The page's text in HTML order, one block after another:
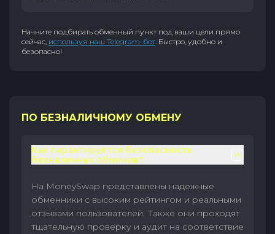
Начните подбирать обменный пункт под ваши цели прямо
сейчас, используя наш Telegram-бот. Быстро, удобно и
безопасно!
ПО БЕЗНАЛИЧНОМУ ОБМЕНУ
Как гарантируется безопасность
безналичных обменов?
На MoneySwap представлены надежные
обменники с высоким рейтингом и реальными
отзывами пользователей. Также они проходят
тщательную проверку и аудит на соответствие